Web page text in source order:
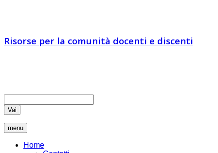
Risorse per la comunità docenti e discenti
Vai
menu
Home